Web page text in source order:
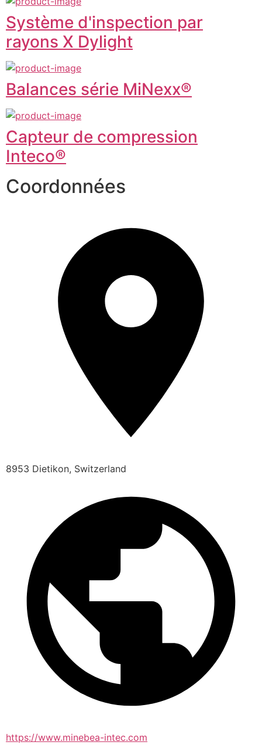
Système d'inspection par
rayons X Dylight
Balances série MiNexx®
Capteur de compression
Inteco®
Coordonnées
8953 Dietikon, Switzerland
https://www.minebea-intec.com